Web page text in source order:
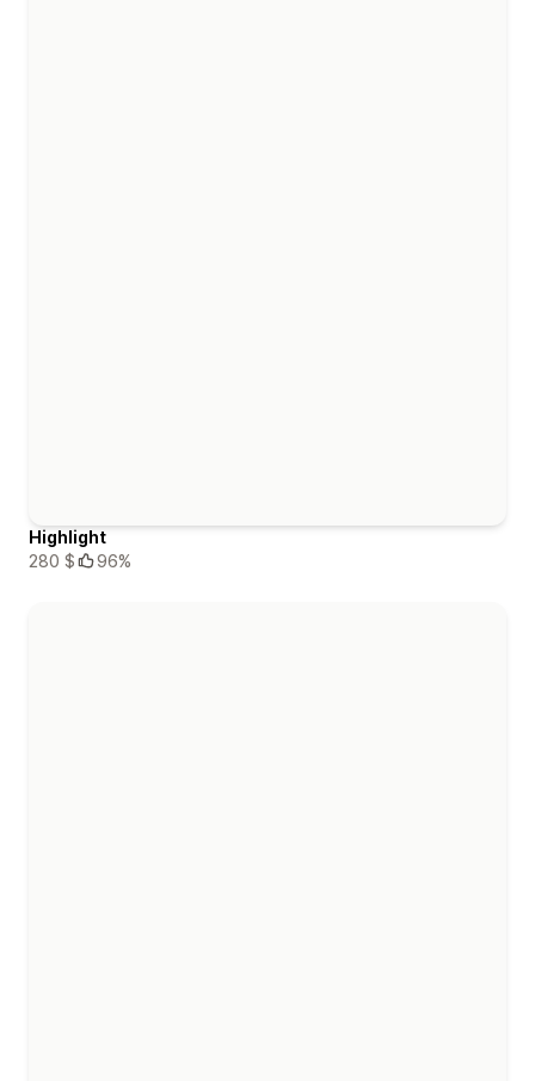
Highlight
280 $
96%